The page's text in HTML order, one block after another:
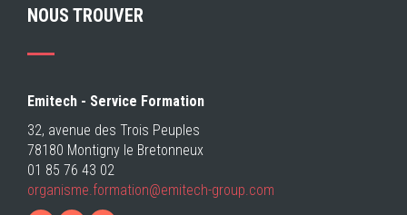
NOUS TROUVER
Emitech - Service Formation
32, avenue des Trois Peuples
78180 Montigny le Bretonneux
01 85 76 43 02
organisme.formation@emitech-group.com